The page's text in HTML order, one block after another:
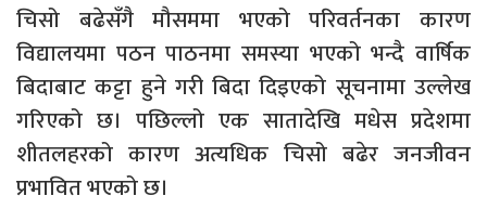
चिसो बढेसँगै मौसममा भएको परिवर्तनका कारण
विद्यालयमा पठन पाठनमा समस्या भएको भन्दै वार्षिक
बिदाबाट कट्टा हुने गरी बिदा दिइएको सूचनामा उल्लेख
गरिएको छ। पछिल्लो एक सातादेखि मधेस प्रदेशमा
शीतलहरको कारण अत्यधिक चिसो बढेर जनजीवन
प्रभावित भएको छ।